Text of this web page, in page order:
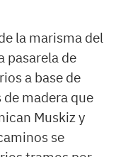
la marisma del
pasarela de
a base de
madera que
Muskiz y
se